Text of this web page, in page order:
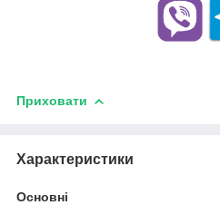
Приховати
Характеристики
Основні